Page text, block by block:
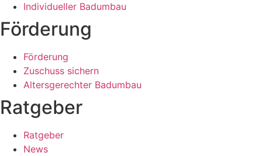
Individueller Badumbau
Förderung
Förderung
Zuschuss sichern
Altersgerechter Badumbau
Ratgeber
Ratgeber
News